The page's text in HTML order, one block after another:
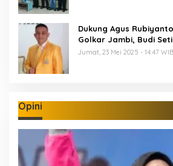
Dukung Agus
Golkar Jambi, Budi
Kepemimpinan Wajib
Jumat, 23 Mei 2025 - 14:47 WIB
Opini